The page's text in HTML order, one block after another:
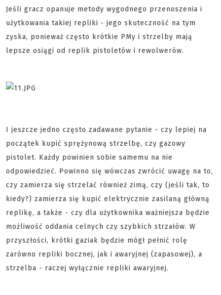
Jeśli gracz opanuje metody wygodnego przenoszenia i
użytkowania takiej repliki - jego skuteczność na tym
zyska, ponieważ często krótkie PMy i strzelby mają
lepsze osiągi od replik pistoletów i rewolwerów.
I jeszcze jedno często zadawane pytanie - czy lepiej na
początek kupić sprężynową strzelbę, czy gazowy
pistolet. Każdy powinien sobie samemu na nie
odpowiedzieć. Powinno się wówczas zwrócić uwagę na to,
czy zamierza się strzelać również zimą, czy (jeśli tak, to
kiedy?) zamierza się kupić elektrycznie zasilaną główną
replikę, a także - czy dla użytkownika ważniejsza będzie
możliwość oddania celnych czy szybkich strzałów. W
przyszłości, krótki gaziak będzie mógł pełnić rolę
zarówno repliki bocznej, jak i awaryjnej (zapasowej), a
strzelba - raczej wyłącznie repliki awaryjnej.